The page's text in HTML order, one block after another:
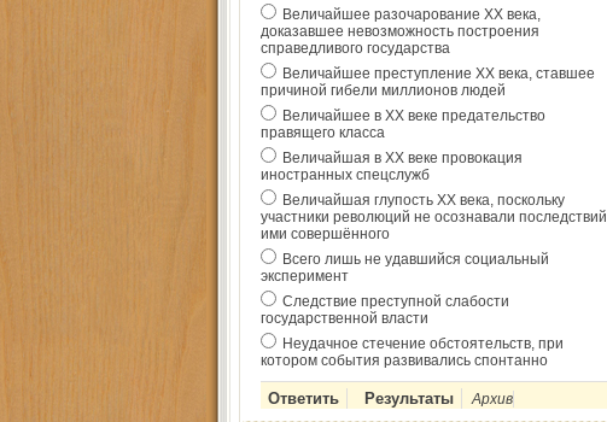
Величайшее разочарование ХХ века,
доказавшее невозможность построения
справедливого государства
Величайшее преступление ХХ века, ставшее
причиной гибели миллионов людей
Величайшее в ХХ веке предательство
правящего класса
Величайшая в ХХ веке провокация
иностранных спецслужб
Величайшая глупость ХХ века, поскольку
участники революций не осознавали последствий
ими совершённого
Всего лишь не удавшийся социальный
эксперимент
Следствие преступной слабости
государственной власти
Неудачное стечение обстоятельств, при
котором события развивались спонтанно
Архив